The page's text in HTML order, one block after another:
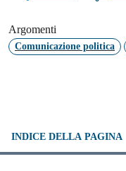
Argomenti
Comunicazione politica
INDICE DELLA PAGINA